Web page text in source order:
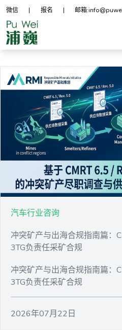
微信 | 报名 | 邮箱:
汽车行业咨询
冲突矿产与出海合规指南篇：
3TG负责任采矿合规
冲突矿产与出海合规指南篇：
3TG负责任采矿合规
2026年07月22日